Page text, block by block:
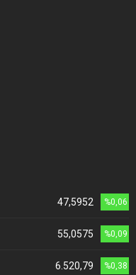
47,5952 %0,06
55,0575 %0,09
6.520,79 %0,38